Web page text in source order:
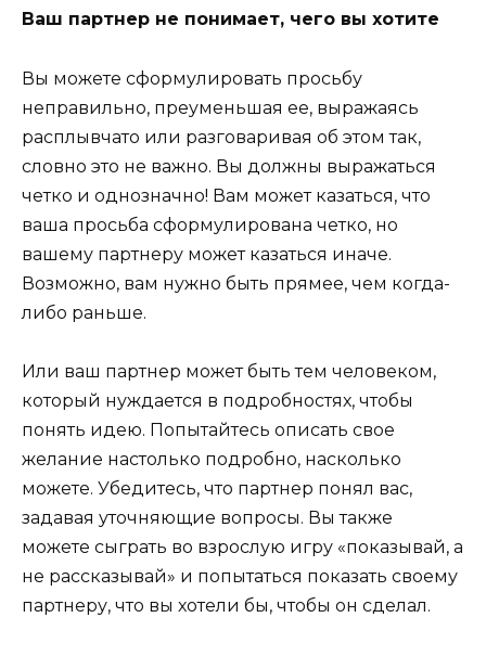
Ваш партнер не понимает, чего вы хотите
Вы можете сформулировать просьбу
неправильно, преуменьшая ее, выражаясь
расплывчато или разговаривая об этом так,
словно это не важно. Вы должны выражаться
четко и однозначно! Вам может казаться, что
ваша просьба сформулирована четко, но
вашему партнеру может казаться иначе.
Возможно, вам нужно быть прямее, чем когда-
либо раньше.
Или ваш партнер может быть тем человеком,
который нуждается в подробностях, чтобы
понять идею. Попытайтесь описать свое
желание настолько подробно, насколько
можете. Убедитесь, что партнер понял вас,
задавая уточняющие вопросы. Вы также
можете сыграть во взрослую игру «показывай, а
не рассказывай» и попытаться показать своему
партнеру, что вы хотели бы, чтобы он сделал.